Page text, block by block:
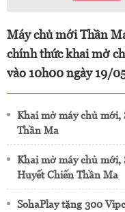
Máy chủ mới Thần
chính thức khai mở
vào 10h00 ngày 19/
Khai mở máy chủ mới,
Thần Ma
Khai mở máy chủ mới,
Huyết Chiến Thần Ma
SohaPlay tặng 300